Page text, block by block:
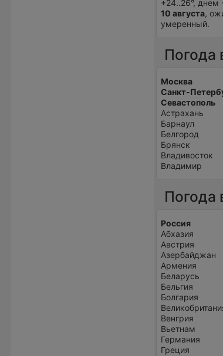
+24..26°, днем
10 августа,
умеренный.
Погода
Москва
Санкт-
Севастополь
Астрахань
Барнаул
Белгород
Брянск
Владивосток
Владимир
Погода
Россия
Абхазия
Австрия
Азербайджан
Армения
Беларусь
Бельгия
Болгария
Венгрия
Вьетнам
Германия
Греция